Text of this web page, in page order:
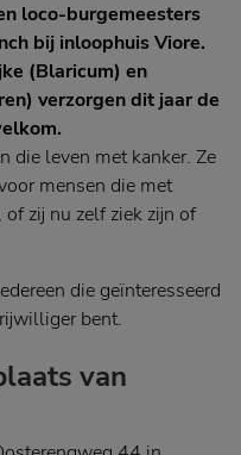
loco-burgemeesters
bij inloophuis Viore.
(Blaricum) en
verzorgen dit jaar de
die leven met kanker. Ze
mensen die met
of zij nu zelf ziek zijn of
die geïnteresseerd
bent.
van